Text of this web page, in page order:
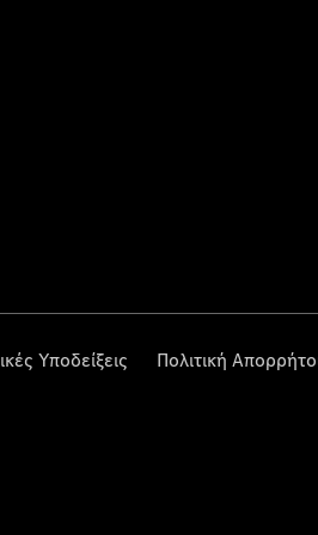
Υποδείξεις Πολιτική